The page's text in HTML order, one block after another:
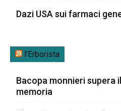
Dazi USA sui farmaci
l’Erborista
Bacopa monnieri supera
memoria